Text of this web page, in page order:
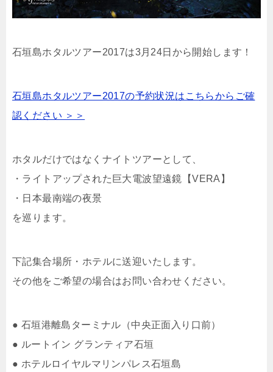
石垣島ホタルツアー2017は3月24日から開始します！
石垣島ホタルツアー2017の予約状況はこちらからご確
認ください ＞＞
ホタルだけではなくナイトツアーとして、
・ライトアップされた巨大電波望遠鏡【VERA】
・日本最南端の夜景
を巡ります。
下記集合場所・ホテルに送迎いたします。
その他をご希望の場合はお問い合わせください。
● 石垣港離島ターミナル（中央正面入り口前）
● ルートイン グランティア石垣
● ホテルロイヤルマリンパレス石垣島